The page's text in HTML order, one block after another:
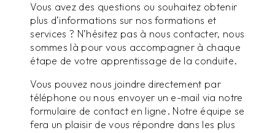
Vous avez des questions ou souhaitez obtenir
plus d’informations sur nos formations et
services ? N’hésitez pas à nous contacter, nous
sommes là pour vous accompagner à chaque
étape de votre apprentissage de la conduite.
Vous pouvez nous joindre directement par
téléphone ou nous envoyer un e-mail via notre
formulaire de contact en ligne. Notre équipe se
fera un plaisir de vous répondre dans les plus